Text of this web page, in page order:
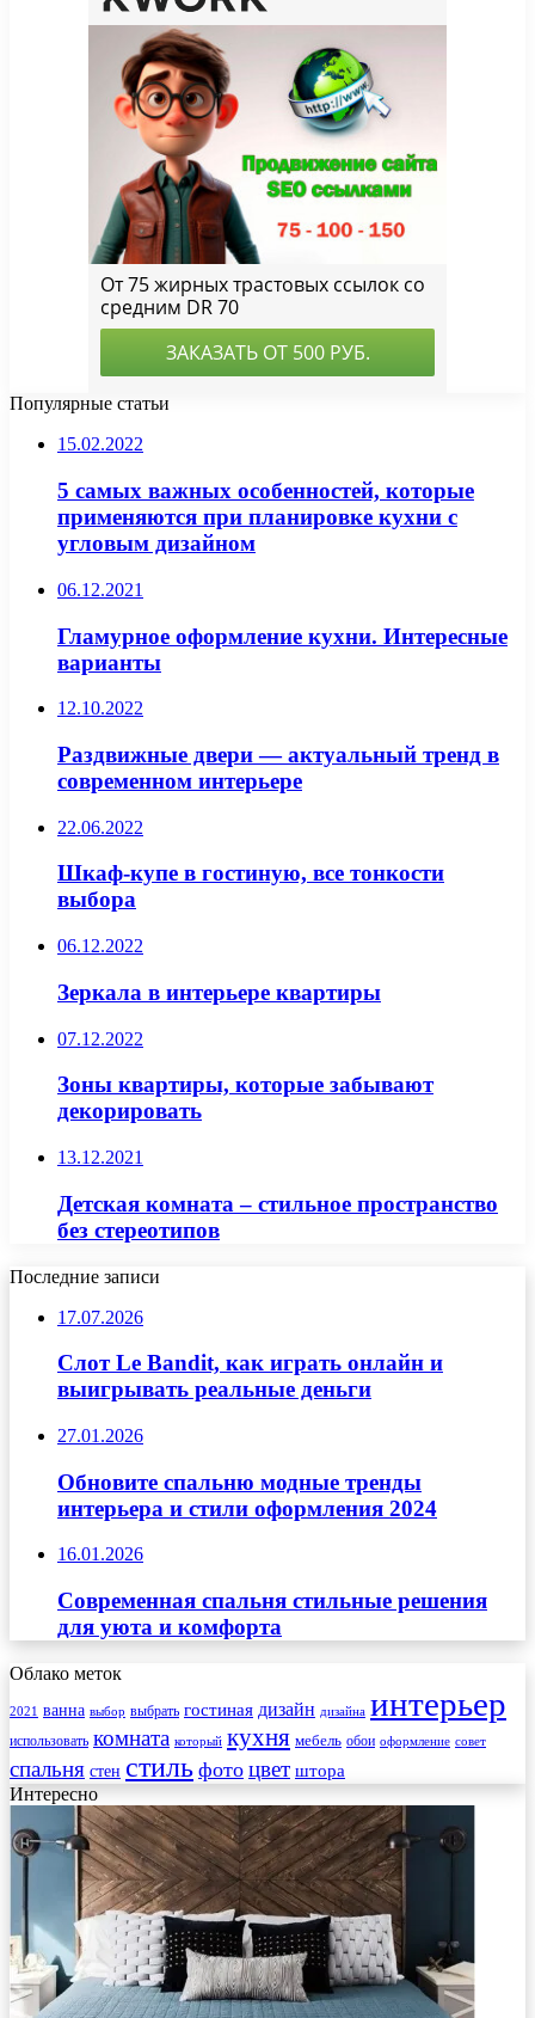
Популярные статьи
15.02.2022
5 самых важных особенностей, которые
применяются при планировке кухни с
угловым дизайном
06.12.2021
Гламурное оформление кухни. Интересные
варианты
12.10.2022
Раздвижные двери — актуальный тренд в
современном интерьере
22.06.2022
Шкаф-купе в гостиную, все тонкости
выбора
06.12.2022
Зеркала в интерьере квартиры
07.12.2022
Зоны квартиры, которые забывают
декорировать
13.12.2021
Детская комната – стильное пространство
без стереотипов
Последние записи
17.07.2026
Слот Le Bandit, как играть онлайн и
выигрывать реальные деньги
27.01.2026
Обновите спальню модные тренды
интерьера и стили оформления 2024
16.01.2026
Современная спальня стильные решения
для уюта и комфорта
Облако меток
2021 ванна выбор выбрать гостиная дизайн дизайна интерьер
использовать комната который кухня мебель обои оформление совет
спальня стен стиль фото цвет штора
Интересно